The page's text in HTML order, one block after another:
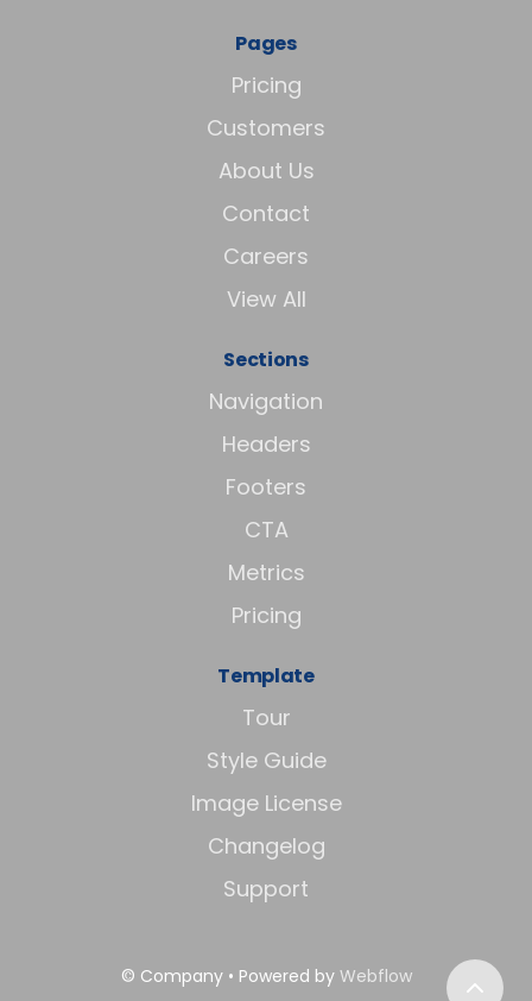
Pages
Pricing
Customers
About Us
Contact
Careers
View All
Sections
Navigation
Headers
Footers
CTA
Metrics
Pricing
Template
Tour
Style Guide
Image License
Changelog
Support
© Company • Powered by Webflow